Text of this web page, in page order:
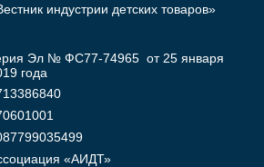
индустрии детских товаров»
Эл № ФС77-74965 от 25 января
года
«АИДТ»